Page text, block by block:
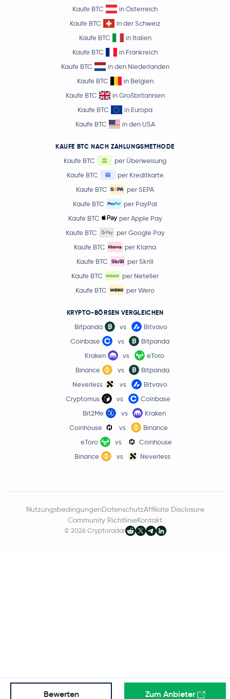
Bewerten Zum Anbieter
Kaufe BTC
in Österreich
Kaufe BTC
in der Schweiz
Kaufe BTC
in Italien
Kaufe BTC
in Frankreich
Kaufe BTC
in den Niederlanden
Kaufe BTC
in Belgien
Kaufe BTC
in Großbritannien
Kaufe BTC
in Europa
Kaufe BTC
in den USA
KAUFE BTC NACH ZAHLUNGSMETHODE
Kaufe BTC
per Überweisung
Kaufe BTC
per Kreditkarte
Kaufe BTC
per SEPA
Kaufe BTC
per PayPal
Kaufe BTC
per Apple Pay
Kaufe BTC
per Google Pay
Kaufe BTC
per Klarna
Kaufe BTC
per Skrill
Kaufe BTC
per Neteller
Kaufe BTC
per Wero
KRYPTO-BÖRSEN VERGLEICHEN
Bitpanda vs
Bitvavo
Coinbase
vs
Bitpanda
Kraken
vs
eToro
Binance
vs
Bitpanda
Neverless
vs
Bitvavo
Cryptomus
vs
Coinbase
Bit2Me
vs
Kraken
Coinhouse
vs
Binance
eToro
vs
Coinhouse
Binance
vs Neverless
© 2026 Cryptoradar
NutzungsbedingungenDatenschutzAffiliate Disclosure
Community RichtlinieKontakt